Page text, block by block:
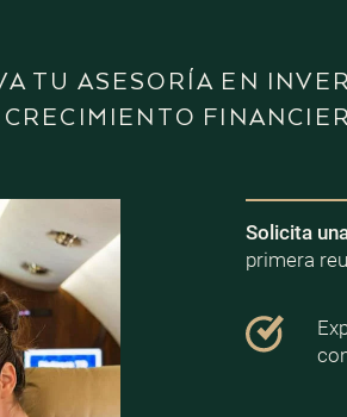
TU ASESORÍA EN
CRECIMIENTO
Solicita
primera